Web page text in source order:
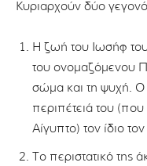
Κυριαρχούν δύο
Η ζωή του Ιωσήφ
του ονομαζόμενου
σώμα και τη ψυχή. Ο
περιπέτειά του
Αίγυπτο) τον ίδιο
Το περιστατικό